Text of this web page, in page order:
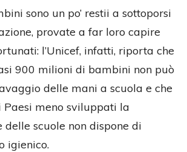
sono un po’ restii a sottoporsi
provate a far loro capire
l’Unicef, infatti, riporta che
900 milioni di bambini non può
delle mani a scuola e che
meno sviluppati la
scuole non dispone di
igienico.